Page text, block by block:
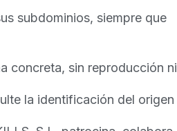
subdominios, siempre que
concreta, sin reproducción ni
la identificación del origen